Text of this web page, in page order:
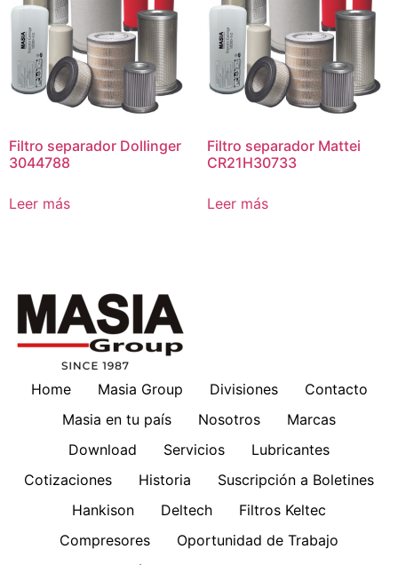
Filtro separador Dollinger
3044788
Leer más
Filtro separador Mattei
CR21H30733
Leer más
Home Masia Group Divisiones
Contacto
Masia en tu país
Nosotros
Marcas
Download
Servicios
Lubricantes
Cotizaciones
Historia
Suscripción a Boletines
Hankison
Deltech
Filtros Keltec
Compresores
Oportunidad de Trabajo